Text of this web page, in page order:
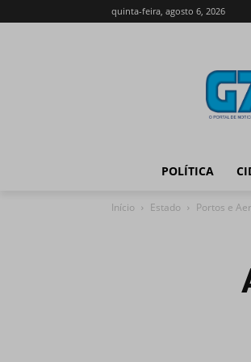
quinta-feira, agosto 6, 2026
POLÍTICA
Início Estado Portos e